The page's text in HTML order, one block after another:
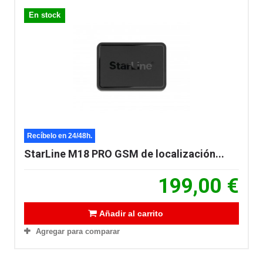
En stock
Recíbelo en 24/48h.
StarLine M18 PRO GSM de localización...
199,00 €
Añadir al carrito
Agregar para comparar